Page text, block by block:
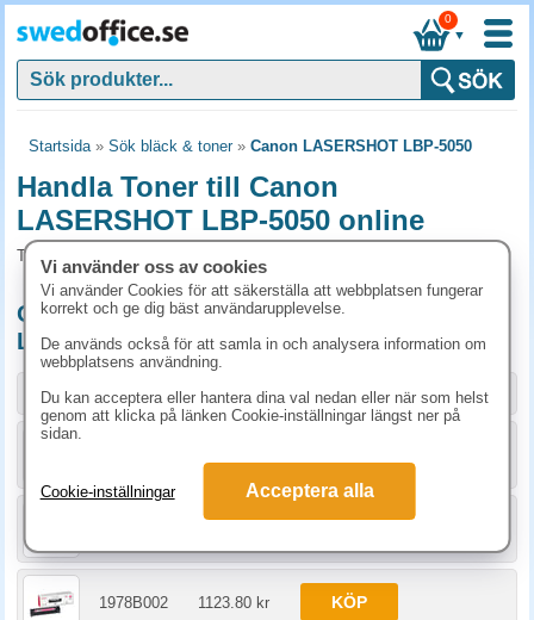
▼
0
Startsida» Sök bläck & toner» Canon LASERSHOT LBP-5050
Handla Toner till Canon
LASERSHOT LBP-5050 online
Toner och tillbehör som passar till Canon LASERSHOT LBP-5050
Originalprodukter till Canon LASERSHOT
LBP-5050
Storlek / info Art.nr
1978B002 1123.80 kr KÖP
Vi använder oss av cookies
Vi använder Cookies för att säkerställa att webbplatsen fungerar
korrekt och ge dig bäst användarupplevelse.
De används också för att samla in och analysera information om
webbplatsens användning.
Du kan acceptera eller hantera dina val nedan eller när som helst
genom att klicka på länken Cookie-inställningar längst ner på
sidan.
Cookie-inställningar Acceptera alla